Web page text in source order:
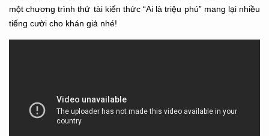
một chương trình thử tài kiến thức “Ai là triệu phú” mang lại nhiều
tiếng cười cho khán giả nhé!